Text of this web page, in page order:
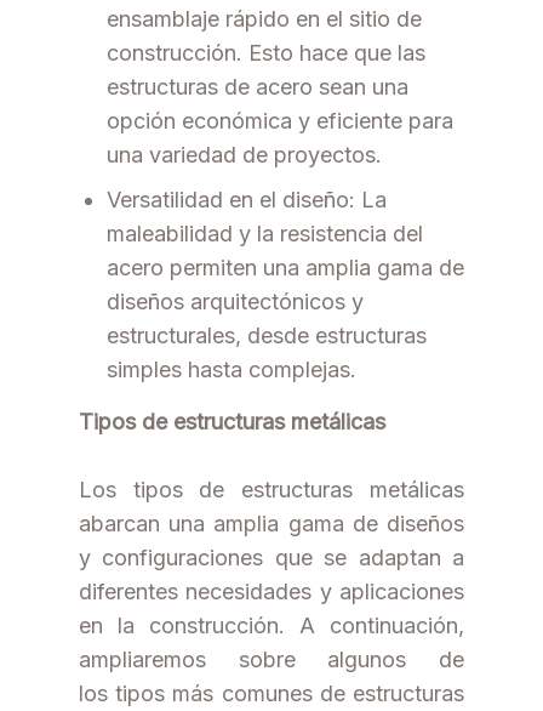
ensamblaje rápido en el sitio de
construcción. Esto hace que las
estructuras de acero sean una
opción económica y eficiente para
una variedad de proyectos.
Versatilidad en el diseño: La
maleabilidad y la resistencia del
acero permiten una amplia gama de
diseños arquitectónicos y
estructurales, desde estructuras
simples hasta complejas.
Tipos de estructuras metálicas
Los tipos de estructuras metálicas
abarcan una amplia gama de diseños
y configuraciones que se adaptan a
diferentes necesidades y aplicaciones
en la construcción. A continuación,
ampliaremos sobre algunos de
los tipos más comunes de estructuras